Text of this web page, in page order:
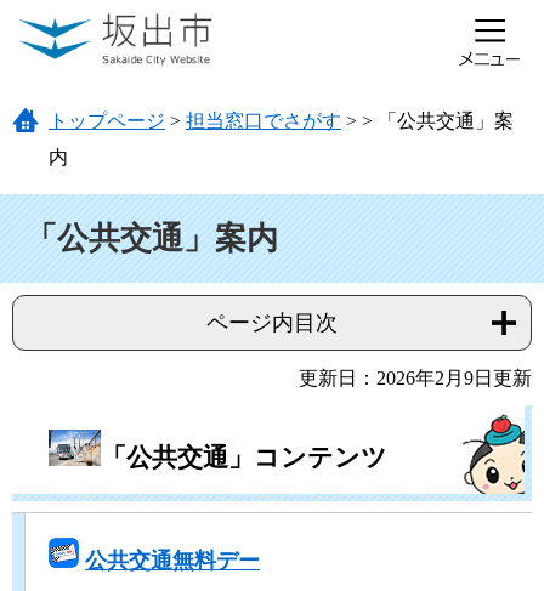
ページの先頭です。
メニューを飛ばして本文へ
トップページ > 担当窓口でさがす > >
「公共交通」案
内
「公共交通」案内
ページ内目次
更新日：2026年2月9日更新
「公共交通」コンテンツ
公共交通無料デー